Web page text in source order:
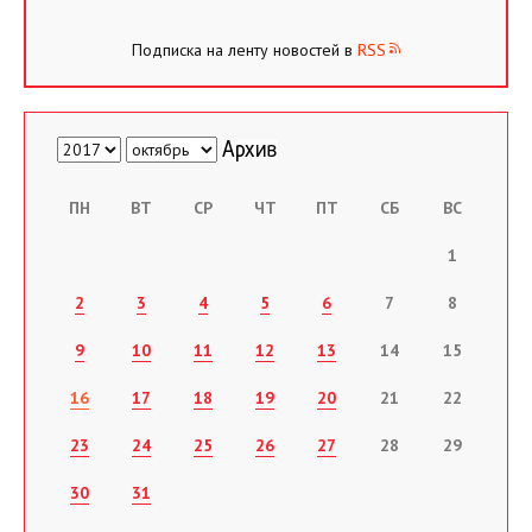
Подписка на ленту новостей в RSS
ПН ВТ СР ЧТ ПТ СБ ВС
1
2 3 4 5 6 7 8
9 10 11 12 13 14 15
16 17 18 19 20 21 22
23 24 25 26 27 28 29
30 31